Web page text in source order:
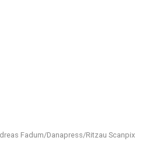
Fadum/Danapress/Ritzau Scanpix